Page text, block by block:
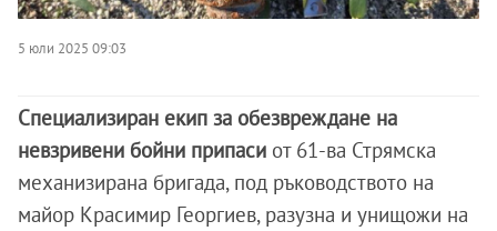
5 юли 2025 09:03
Специализиран екип за обезвреждане на
невзривени бойни припаси от 61-ва Стрямска
механизирана бригада, под ръководството на
майор Красимир Георгиев, разузна и унищожи на